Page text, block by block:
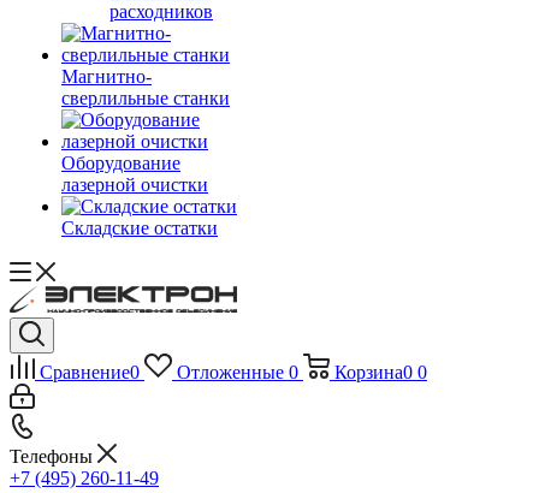
расходников
Магнитно-
сверлильные станки
Оборудование
лазерной очистки
Складские остатки
Сравнение0 Отложенные 0 Корзина0 0
Телефоны
+7 (495) 260-11-49